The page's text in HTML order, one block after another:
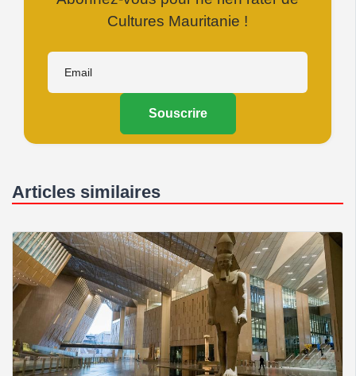
Cultures Mauritanie !
Souscrire
Articles similaires